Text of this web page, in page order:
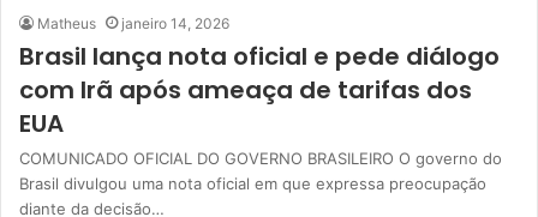
Matheus janeiro 14, 2026
Brasil lança nota oficial e pede diálogo
com Irã após ameaça de tarifas dos
EUA
COMUNICADO OFICIAL DO GOVERNO BRASILEIRO O governo do
Brasil divulgou uma nota oficial em que expressa preocupação
diante da decisão…